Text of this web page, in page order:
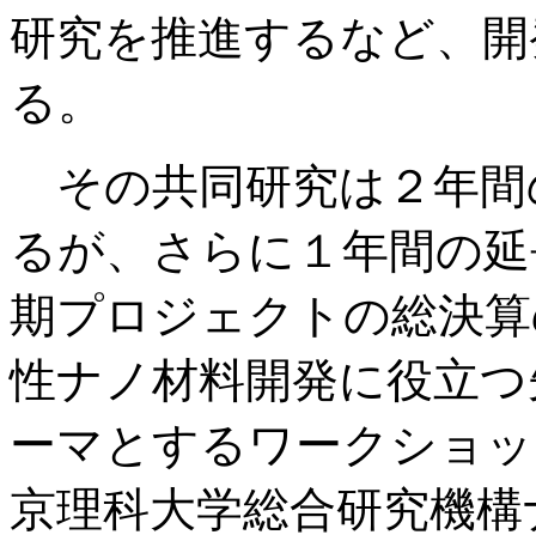
研究を推進するなど、
る。
その共同研究は２年
るが、さらに１年間の
期プロジェクトの総決
性ナノ材料開発に役立
ーマとするワークショ
京理科大学総合研究機